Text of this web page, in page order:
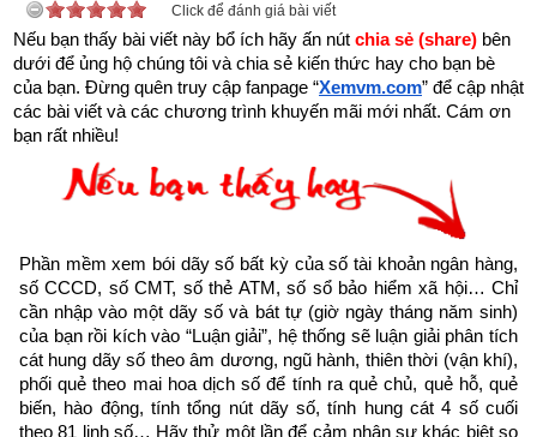
Như vậy chúng ta đang sống trong thời gian cuối cùng của
thời kỳ mạt pháp khi mà đạo đức nhân loại suy đồi, bại hoại
đến cùng cực, đại nạn sắp đến chỉ có hành thiện tích đức thì
Click để đánh giá bài viết
Nếu bạn thấy bài viết này bổ ích hãy ấn nút chia sẻ (share) bên
dưới để ủng hộ chúng tôi và chia sẻ kiến thức hay cho bạn bè
của bạn. Đừng quên truy cập fanpage “Xemvm.com” để cập nhật
các bài viết và các chương trình khuyến mãi mới nhất. Cám ơn
bạn rất nhiều!
Phần mềm xem bói dãy số bất kỳ của số tài khoản ngân hàng,
số CCCD, số CMT, số thẻ ATM, số sổ bảo hiểm xã hội… Chỉ
cần nhập vào một dãy số và bát tự (giờ ngày tháng năm sinh)
của bạn rồi kích vào “Luận giải”, hệ thống sẽ luận giải phân tích
cát hung dãy số theo âm dương, ngũ hành, thiên thời (vận khí),
phối quẻ theo mai hoa dịch số để tính ra quẻ chủ, quẻ hỗ, quẻ
biến, hào động, tính tổng nút dãy số, tính hung cát 4 số cuối
theo 81 linh số… Hãy thử một lần để cảm nhận sự khác biệt so